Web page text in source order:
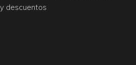
descuentos